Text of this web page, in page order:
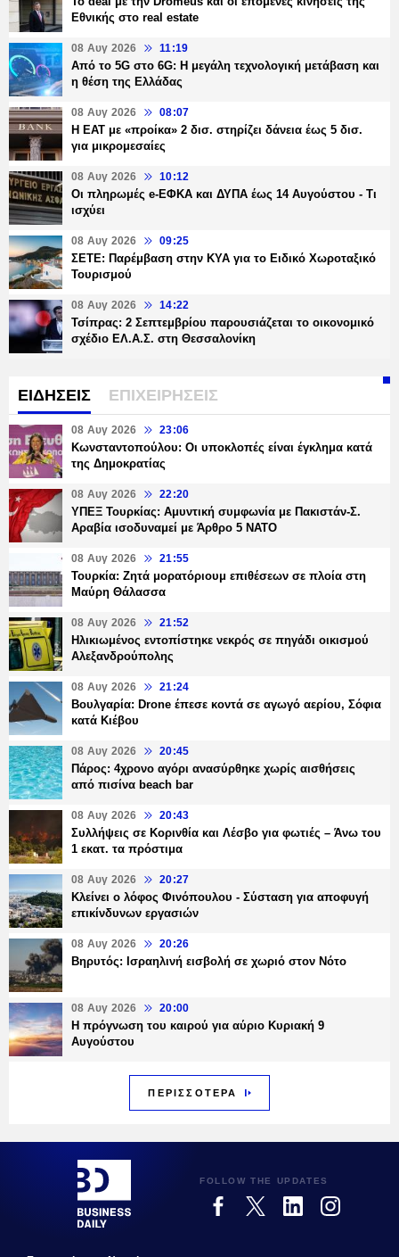
Εθνικής στο real estate
08 Αυγ 2026 11:19
Από το 5G στο 6G: Η μεγάλη τεχνολογική μετάβαση και
η θέση της Ελλάδας
08 Αυγ 2026 08:07
Η ΕΑΤ με «προίκα» 2 δισ. στηρίζει δάνεια έως 5 δισ.
για μικρομεσαίες
08 Αυγ 2026 10:12
Οι πληρωμές e-ΕΦΚΑ και ΔΥΠΑ έως 14 Αυγούστου - Τι
ισχύει
08 Αυγ 2026 09:25
ΣΕΤΕ: Παρέμβαση στην ΚΥΑ για το Ειδικό Χωροταξικό
Τουρισμού
08 Αυγ 2026 14:22
Τσίπρας: 2 Σεπτεμβρίου παρουσιάζεται το οικονομικό
σχέδιο ΕΛ.Α.Σ. στη Θεσσαλονίκη
ΕΙΔΗΣΕΙΣ ΕΠΙΧΕΙΡΗΣΕΙΣ
08 Αυγ 2026 23:06
Κωνσταντοπούλου: Οι υποκλοπές είναι έγκλημα κατά
της Δημοκρατίας
08 Αυγ 2026 22:20
ΥΠΕΞ Τουρκίας: Αμυντική συμφωνία με Πακιστάν-Σ.
Αραβία ισοδυναμεί με Άρθρο 5 NATO
08 Αυγ 2026 21:55
Τουρκία: Ζητά μορατόριουμ επιθέσεων σε πλοία στη
Μαύρη Θάλασσα
08 Αυγ 2026 21:52
Ηλικιωμένος εντοπίστηκε νεκρός σε πηγάδι οικισμού
Αλεξανδρούπολης
08 Αυγ 2026 21:24
Βουλγαρία: Drone έπεσε κοντά σε αγωγό αερίου, Σόφια
κατά Κιέβου
08 Αυγ 2026 20:45
Πάρος: 4χρονο αγόρι ανασύρθηκε χωρίς αισθήσεις
από πισίνα beach bar
08 Αυγ 2026 20:43
Συλλήψεις σε Κορινθία και Λέσβο για φωτιές – Άνω του
1 εκατ. τα πρόστιμα
08 Αυγ 2026 20:27
Κλείνει ο λόφος Φινόπουλου - Σύσταση για αποφυγή
επικίνδυνων εργασιών
08 Αυγ 2026 20:26
Βηρυτός: Ισραηλινή εισβολή σε χωριό στον Νότο
08 Αυγ 2026 20:00
Η πρόγνωση του καιρού για αύριο Κυριακή 9
Αυγούστου
ΠΕΡΙΣΣΟΤΕΡΑ
FOLLOW THE UPDATES